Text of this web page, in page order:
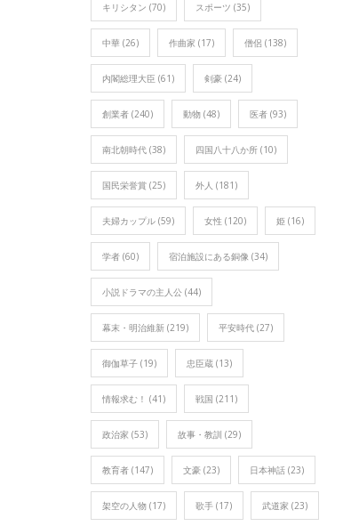
キリシタン (70) スポーツ (35)
中華 (26) 作曲家 (17) 僧侶 (138)
内閣総理大臣 (61) 剣豪 (24)
創業者 (240) 動物 (48) 医者 (93)
南北朝時代 (38) 四国八十八か所 (10)
国民栄誉賞 (25) 外人 (181)
夫婦カップル (59) 女性 (120) 姫 (16)
学者 (60) 宿泊施設にある銅像 (34)
小説ドラマの主人公 (44)
幕末・明治維新 (219) 平安時代 (27)
御伽草子 (19) 忠臣蔵 (13)
情報求む！ (41) 戦国 (211)
政治家 (53) 故事・教訓 (29)
教育者 (147) 文豪 (23) 日本神話 (23)
架空の人物 (17) 歌手 (17) 武道家 (23)